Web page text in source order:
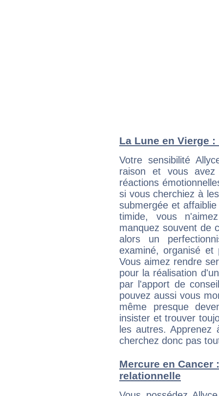
La Lune en Vierge
Votre sensibilité
raison et vous
réactions
si vous cherchiez à
submergée et
timide, vous
manquez souvent de
alors un
examiné, organisé et
Vous aimez rendre
pour la réalisation
par l'apport de
pouvez aussi vous
même presque
insister et trouver
les autres.
cherchez donc pas
Mercure en
relationnelle